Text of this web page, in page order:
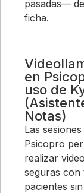
pasadas—
ficha.
en
uso de
Notas)
Las
Psicopro
realizar
seguras con
pacientes sin